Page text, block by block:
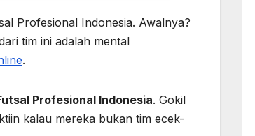
Profesional Indonesia. Awalnya?
tim ini adalah mental
.
Profesional Indonesia. Gokil
kalau mereka bukan tim ecek-